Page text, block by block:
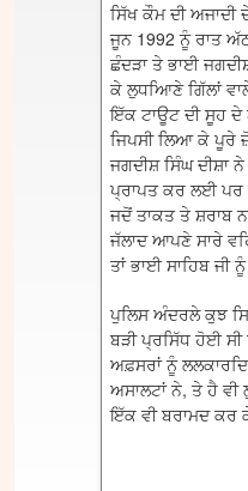
ਸਿੱਖ ਕੌਮ ਦੀ ਅਜਾਦੀ
ਜੂਨ 1992 ਨੂੰ ਰਾਤ
ਛੰਦੜਾ ਤੇ ਭਾਈ
ਕੇ ਲੁਧਆਿਣੇ ਗਿੱਲਾਂ
ਇੱਕ ਟਾਊਟ ਦੀ ਸੂਹ ਦੇ
ਜਿਪਸੀ ਲਿਆ ਕੇ ਪੂਰੇ
ਜਗਦੀਸ਼ ਸਿੰਘ ਦੀਸ਼ਾ
ਪ੍ਰਾਪਤ ਕਰ ਲਈ ਪਰ
ਜਦੋਂ ਤਾਕਤ ਤੇ ਸ਼ਰਾਬ
ਜੱਲਾਦ ਆਪਣੇ ਸਾਰੇ
ਤਾਂ ਭਾਈ ਸਾਹਿਬ ਜੀ
ਪੁਲਿਸ ਅੰਦਰਲੇ ਕੁਝ
ਬੜੀ ਪ੍ਰਸਿੱਧ ਹੋਈ
ਅਫ਼ਸਰਾਂ ਨੂੰ
ਅਸਾਲਟਾਂ ਨੇ, ਤੇ ਹੈ
ਇੱਕ ਵੀ ਬਰਾਮਦ ਕਰ